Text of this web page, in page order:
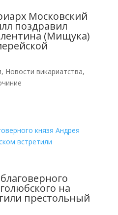
Московский
поздравил
(Мищука)
, Новости викариатства,
на
престольный